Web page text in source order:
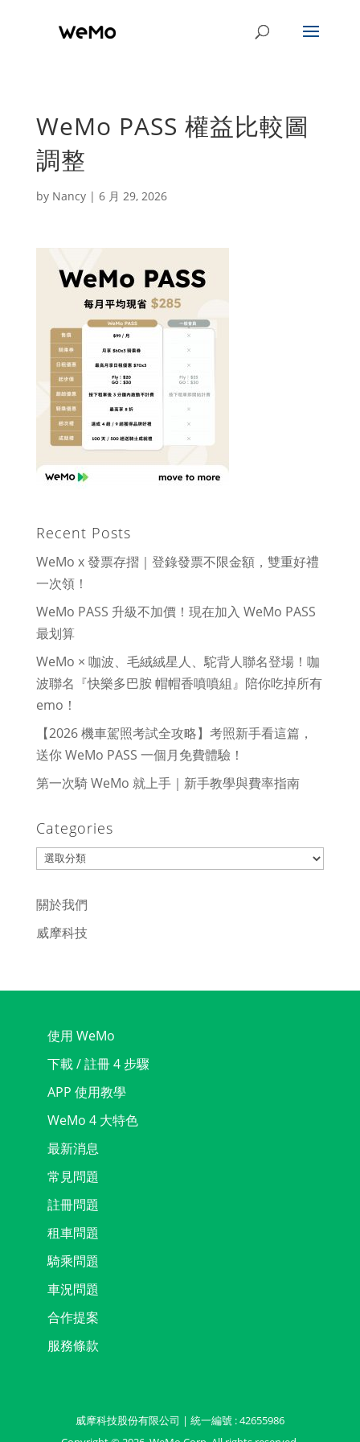
WeMo PASS 權益比較圖
調整
by Nancy| 6 月 29, 2026
Recent Posts
WeMo x 發票存摺｜登錄發票不限金額，雙重好禮
一次領！
WeMo PASS 升級不加價！現在加入 WeMo PASS
最划算
WeMo × 咖波、毛絨絨星人、駝背人聯名登場！咖
波聯名『快樂多巴胺 帽帽香噴噴組』陪你吃掉所有
emo！
【2026 機車駕照考試全攻略】考照新手看這篇，
送你 WeMo PASS 一個月免費體驗！
第一次騎 WeMo 就上手｜新手教學與費率指南
Categories
Categories
關於我們
威摩科技
使用 WeMo
下載 / 註冊 4 步驟
APP 使用教學
WeMo 4 大特色
最新消息
常見問題
註冊問題
租車問題
騎乘問題
車況問題
合作提案
服務條款
威摩科技股份有限公司 | 統一編號 : 42655986